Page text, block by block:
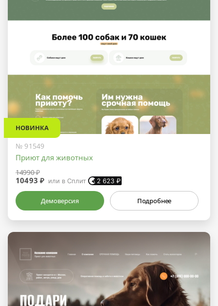
НОВИНКА
№ 91549
Приют для животных
14990 ₽
10493 ₽ или в Сплит 2 623 ₽
Демоверсия Подробнее